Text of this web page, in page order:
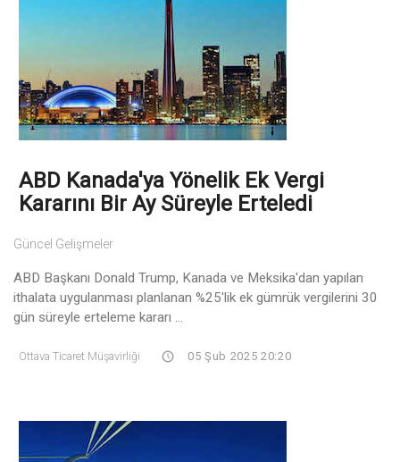
ABD Kanada'ya Yönelik Ek Vergi
Kararını Bir Ay Süreyle Erteledi
Güncel Gelişmeler
ABD Başkanı Donald Trump, Kanada ve Meksika'dan yapılan
ithalata uygulanması planlanan %25'lik ek gümrük vergilerini 30
gün süreyle erteleme kararı ...
Ottava Ticaret Müşavirliği 05 Şub 2025 20:20